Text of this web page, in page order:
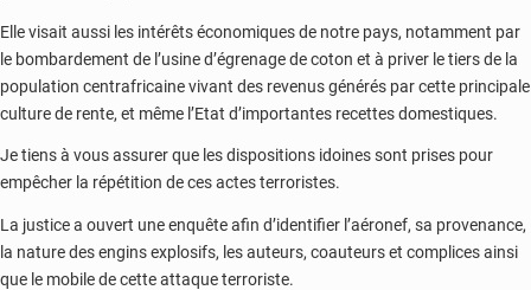
Elle visait aussi les intérêts économiques de notre pays, notamment par
le bombardement de l’usine d’égrenage de coton et à priver le tiers de la
population centrafricaine vivant des revenus générés par cette principale
culture de rente, et même l’Etat d’importantes recettes domestiques.
Je tiens à vous assurer que les dispositions idoines sont prises pour
empêcher la répétition de ces actes terroristes.
La justice a ouvert une enquête afin d’identifier l’aéronef, sa provenance,
la nature des engins explosifs, les auteurs, coauteurs et complices ainsi
que le mobile de cette attaque terroriste.